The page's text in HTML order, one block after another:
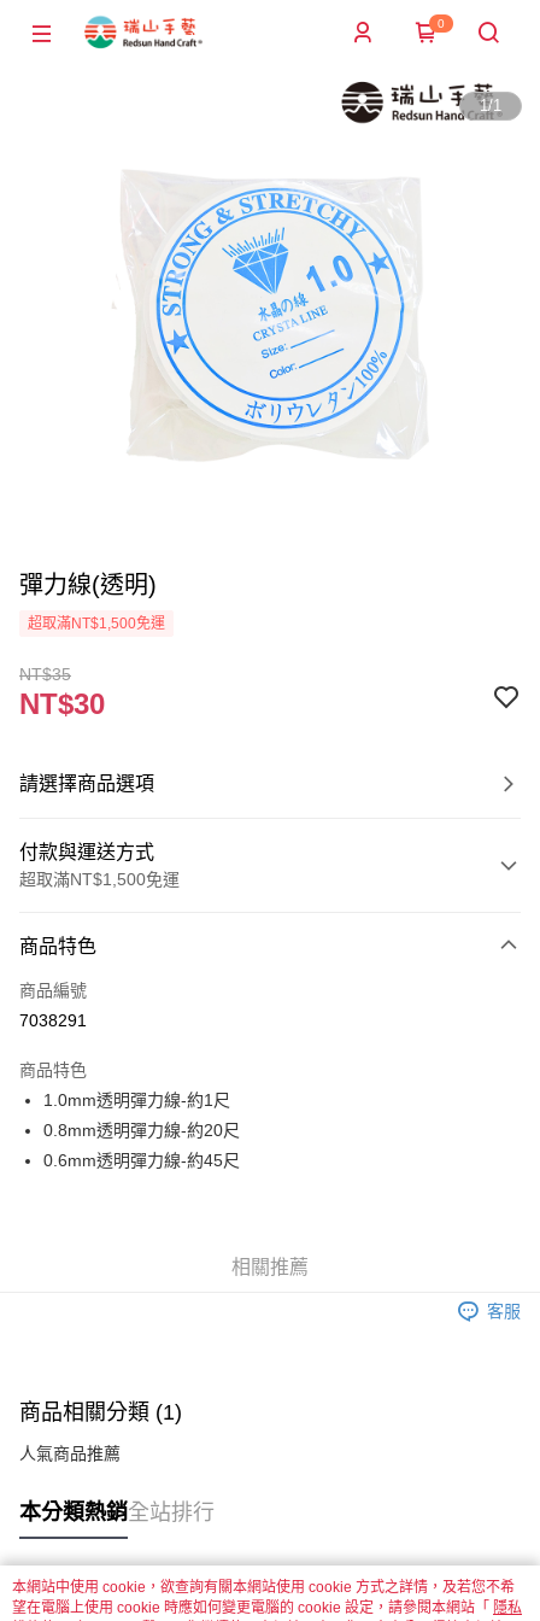
0
1/1
彈力線(透明)
超取滿NT$1,500免運
NT$35
NT$30
請選擇商品選項
付款與運送方式
超取滿NT$1,500免運
信用卡一次付款
超商取貨付款
街口支付
悠遊付
每筆NT$60，滿NT$1,500(含以上)免運費
每筆NT$60，滿NT$1,500(含以上)免運費
每筆NT$60，滿NT$1,500(含以上)免運費
每筆NT$130，滿NT$2,000(含以上)免運費
商品特色
商品編號
7038291
商品特色
1.0mm透明彈力線-約1尺
0.8mm透明彈力線-約20尺
0.6mm透明彈力線-約45尺
相關推薦
客服
商品相關分類 (1)
人氣商品推薦
本分類熱銷全站排行
熱門標籤
本網站中使用 cookie，欲查詢有關本網站使用 cookie 方式之詳情，及若您不希
望在電腦上使用 cookie 時應如何變更電腦的 cookie 設定，請參閱本網站「 隱私